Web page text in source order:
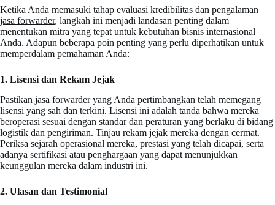
Ketika Anda memasuki tahap evaluasi kredibilitas dan pengalaman
jasa forwarder, langkah ini menjadi landasan penting dalam
menentukan mitra yang tepat untuk kebutuhan bisnis internasional
Anda. Adapun beberapa poin penting yang perlu diperhatikan untuk
memperdalam pemahaman Anda:
1. Lisensi dan Rekam Jejak
Pastikan jasa forwarder yang Anda pertimbangkan telah memegang
lisensi yang sah dan terkini. Lisensi ini adalah tanda bahwa mereka
beroperasi sesuai dengan standar dan peraturan yang berlaku di bidang
logistik dan pengiriman. Tinjau rekam jejak mereka dengan cermat.
Periksa sejarah operasional mereka, prestasi yang telah dicapai, serta
adanya sertifikasi atau penghargaan yang dapat menunjukkan
keunggulan mereka dalam industri ini.
2. Ulasan dan Testimonial